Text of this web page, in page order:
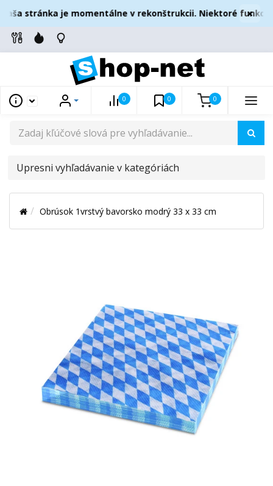
stránka je momentálne v rekonštrukcii. Niektoré funkcie
×
0 0 0
UPRESNI
V
KATEGÓRIÁCH
Obrúsok 1vrstvý bavorsko modrý 33 x 33 cm